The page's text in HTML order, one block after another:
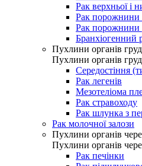
Рак верхньої і
Рак порожнини
Рак порожнини
Бранхіогенний
Пухлини органів
Пухлини органів
Середостіння
Рак легенів
Мезотеліома
Рак стравоходу
Рак шлунка з
Рак молочної залози
Пухлини органів
Пухлини органів
Рак печінки